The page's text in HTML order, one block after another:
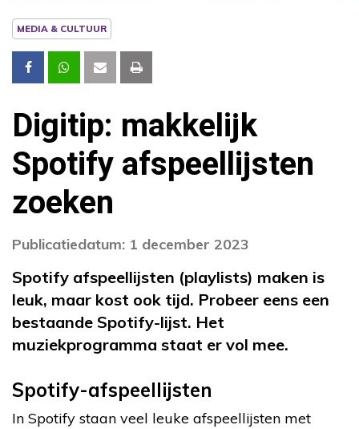
MEDIA & CULTUUR
Digitip: makkelijk
Spotify afspeellijsten
zoeken
Publicatiedatum: 1 december 2023
Spotify afspeellijsten (playlists) maken is
leuk, maar kost ook tijd. Probeer eens een
bestaande Spotify-lijst. Het
muziekprogramma staat er vol mee.
Spotify-afspeellijsten
In Spotify staan veel leuke afspeellijsten met